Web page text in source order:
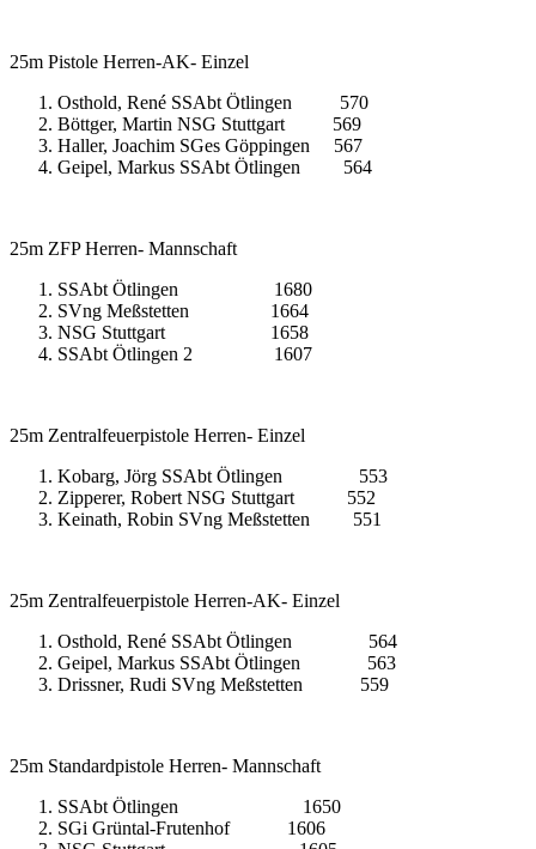
25m Pistole Herren-AK- Einzel
Osthold, René SSAbt Ötlingen 570
Böttger, Martin NSG Stuttgart 569
Haller, Joachim SGes Göppingen 567
Geipel, Markus SSAbt Ötlingen 564
25m ZFP Herren- Mannschaft
SSAbt Ötlingen 1680
SVng Meßstetten 1664
NSG Stuttgart 1658
SSAbt Ötlingen 2 1607
25m Zentralfeuerpistole Herren- Einzel
Kobarg, Jörg SSAbt Ötlingen 553
Zipperer, Robert NSG Stuttgart 552
Keinath, Robin SVng Meßstetten 551
25m Zentralfeuerpistole Herren-AK- Einzel
Osthold, René SSAbt Ötlingen 564
Geipel, Markus SSAbt Ötlingen 563
Drissner, Rudi SVng Meßstetten 559
25m Standardpistole Herren- Mannschaft
SSAbt Ötlingen 1650
SGi Grüntal-Frutenhof 1606